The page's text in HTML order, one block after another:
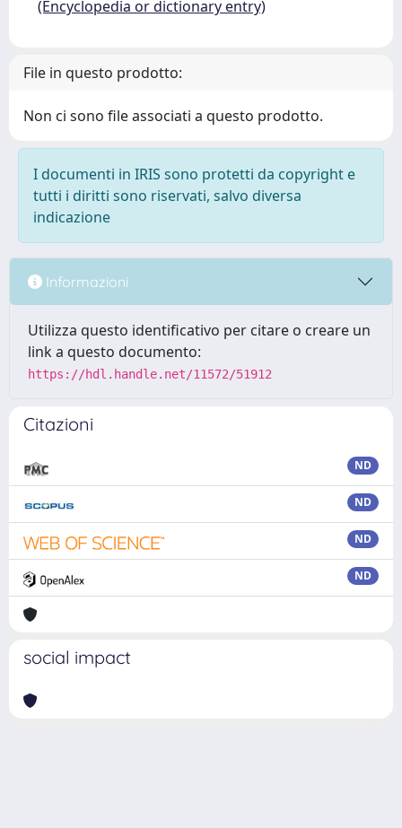
(Encyclopedia or dictionary entry)
File in questo prodotto:
Non ci sono file associati a questo prodotto.
I documenti in IRIS sono protetti da copyright e
tutti i diritti sono riservati, salvo diversa
indicazione
Informazioni
Utilizza questo identificativo per citare o creare un
link a questo documento:
https://hdl.handle.net/11572/51912
Citazioni
ND
ND
ND
ND
social impact